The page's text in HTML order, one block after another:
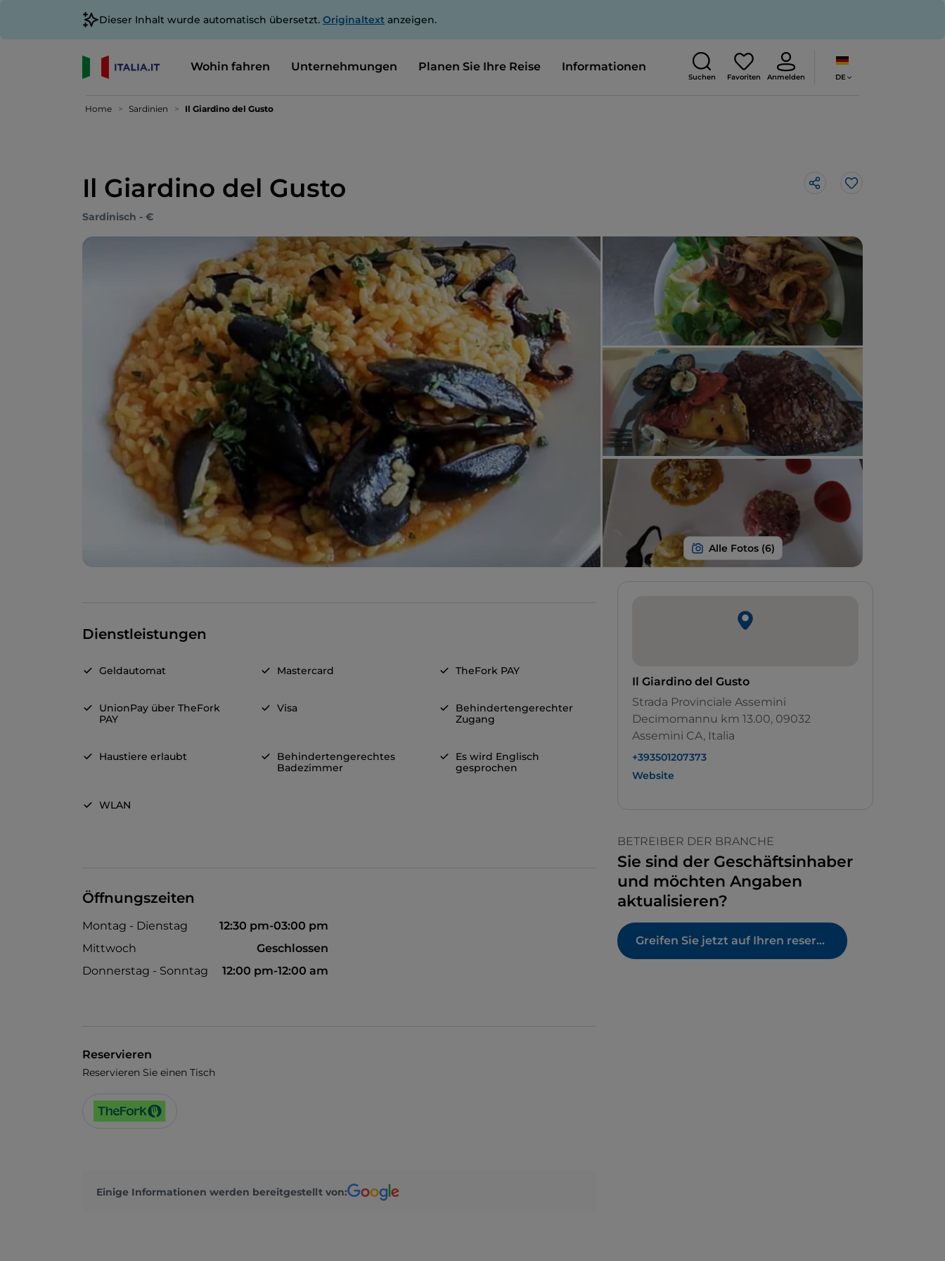
Dieser Inhalt wurde automatisch übersetzt. Originaltext anzeigen.
Wohin fahren Unternehmungen Planen Sie Ihre Reise Informationen
Suchen Favoriten Anmelden DE
Home Sardinien Il Giardino del Gusto
Il Giardino del Gusto Like
Sardinisch - €
Dienstleistungen
Geldautomat Mastercard TheFork PAY
UnionPay über TheFork
PAY
Visa
Behindertengerechter
Zugang
Haustiere erlaubt
Behindertengerechtes
Badezimmer
Es wird Englisch
gesprochen
WLAN
Öffnungszeiten
Montag - Dienstag
12:30 pm-03:00 pm
Mittwoch
Geschlossen
Donnerstag - Sonntag
12:00 pm-12:00 am
Reservieren
Reservieren Sie einen Tisch
Einige Informationen werden bereitgestellt von:
Il Giardino del Gusto
Strada Provinciale Assemini
Decimomannu km 13.00, 09032
Assemini CA, Italia
+393501207373
Website
BETREIBER DER BRANCHE
Sie sind der Geschäftsinhaber
und möchten Angaben
aktualisieren?
Greifen Sie jetzt auf Ihren reservierten Bereich zu